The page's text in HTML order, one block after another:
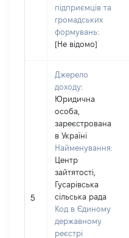
підприємців та
громадських
формувань:
[Не відомо]
5
Джерело
доходу:
Юридична
особа,
зареєстрована
в Україні
Найменування:
Центр
зайтятості,
Гусарівська
сільська рада
Код в Єдиному
державному
реєстрі